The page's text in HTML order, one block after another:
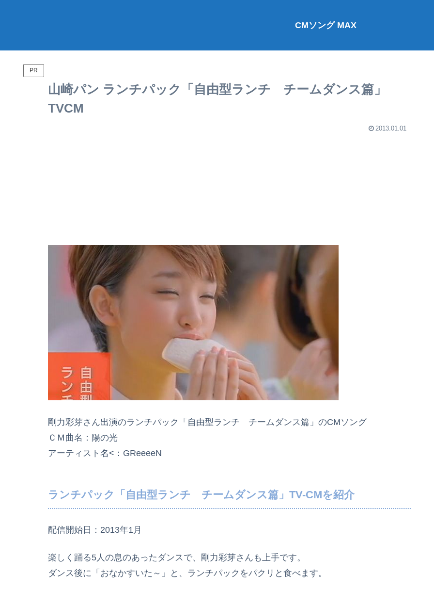
CMソング MAX
PR
山崎パン ランチパック「自由型ランチ チームダンス篇」
TVCM
2013.01.01
剛力彩芽さん出演のランチパック「自由型ランチ チームダンス篇」のCMソング
ＣＭ曲名：陽の光
アーティスト名<：GReeeeN
ランチパック「自由型ランチ チームダンス篇」TV-CMを紹介
配信開始日：2013年1月
楽しく踊る5人の息のあったダンスで、剛力彩芽さんも上手です。
ダンス後に「おなかすいた～」と、ランチパックをパクリと食べます。